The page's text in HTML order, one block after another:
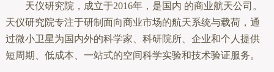
天仪研究院，成立于2016年，是国内 的商业航天公司。
天仪研究院专注于研制面向商业市场的航天系统与载荷，通
过微小卫星为国内外的科学家、科研院所、企业和个人提供
短周期、低成本、一站式的空间科学实验和技术验证服务。